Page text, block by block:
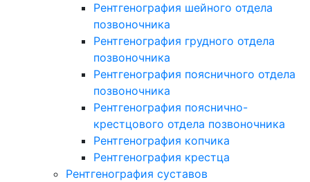
Рентгенография шейного отдела
позвоночника
Рентгенография грудного отдела
позвоночника
Рентгенография поясничного отдела
позвоночника
Рентгенография пояснично-
крестцового отдела позвоночника
Рентгенография копчика
Рентгенография крестца
Рентгенография суставов